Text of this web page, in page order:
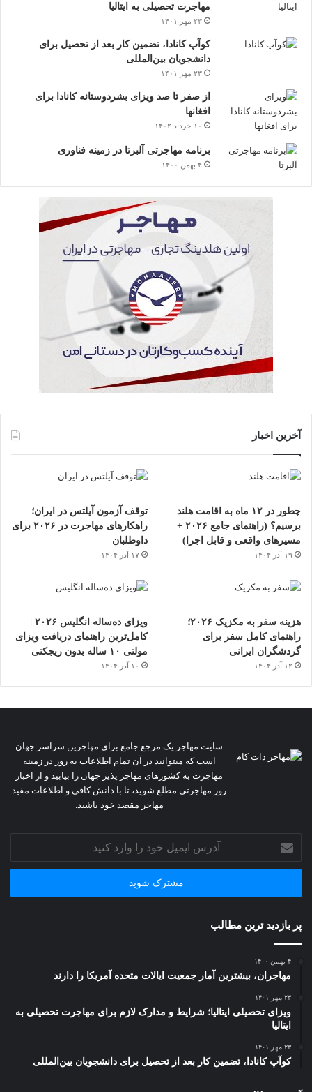
مهاجرت تحصیلی به ایتالیا
۲۳ مهر ۱۴۰۱
کوآپ کانادا، تضمین کار بعد از تحصیل برای
دانشجویان بین‌المللی
۲۳ مهر ۱۴۰۱
از صفر تا صد ویزای بشردوستانه کانادا برای
افغانها
۱۰ خرداد ۱۴۰۲
برنامه مهاجرتی آلبرتا در زمینه فناوری
۴ بهمن ۱۴۰۰
آخرین اخبار
چطور در ۱۲ ماه به اقامت هلند
برسیم؟ (راهنمای جامع ۲۰۲۶ +
مسیرهای واقعی و قابل اجرا)
۱۹ آذر ۱۴۰۴
توقف آزمون آیلتس در ایران؛
راهکارهای مهاجرت در ۲۰۲۶ برای
داوطلبان
۱۷ آذر ۱۴۰۴
هزینه سفر به مکزیک ۲۰۲۶؛
راهنمای کامل سفر برای
گردشگران ایرانی
۱۲ آذر ۱۴۰۴
کامل‌ترین راهنمای دریافت ویزای
مولتی ۱۰ ساله بدون ریجکتی
۱۰ آذر ۱۴۰۴
سایت مهاجر یک مرجع جامع برای مهاجرین سراسر جهان
است که میتوانید در آن تمام اطلاعات به روز در زمینه
مهاجرت به کشورهای مهاجر پذیر جهان را بیابید و از اخبار
روز مهاجرتی مطلع شوید، تا با دانش کافی و اطلاعات مفید
مهاجر مقصد خود باشید.
ایمیل
خود
وارد
پر بازدید ترین مطالب
۴ بهمن ۱۴۰۰
مهاجران، بیشترین آمار جمعیت ایالات متحده آمریکا را دارند
۲۳ مهر ۱۴۰۱
ویزای تحصیلی ایتالیا؛ شرایط و مدارک لازم برای مهاجرت تحصیلی به
ایتالیا
۲۳ مهر ۱۴۰۱
کوآپ کانادا، تضمین کار بعد از تحصیل برای دانشجویان بین‌المللی